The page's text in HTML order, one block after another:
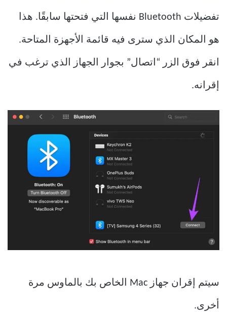
تفضيلات Bluetooth نفسها التي فتحتها سابقًا. هذا
هو المكان الذي سترى فيه قائمة الأجهزة المتاحة.
انقر فوق الزر “اتصال” بجوار الجهاز الذي ترغب في
إقرانه.
سيتم إقران جهاز Mac الخاص بك بالماوس مرة
أخرى.